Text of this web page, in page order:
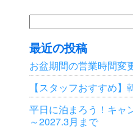
検
索:
最近の投稿
お盆期間の営業時間変
【スタッフおすすめ
平日に泊まろう！キ
～2027.3月まで